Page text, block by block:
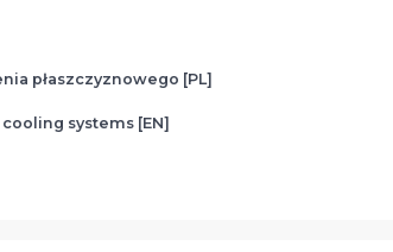
płaszczyznowego [PL]
systems [EN]